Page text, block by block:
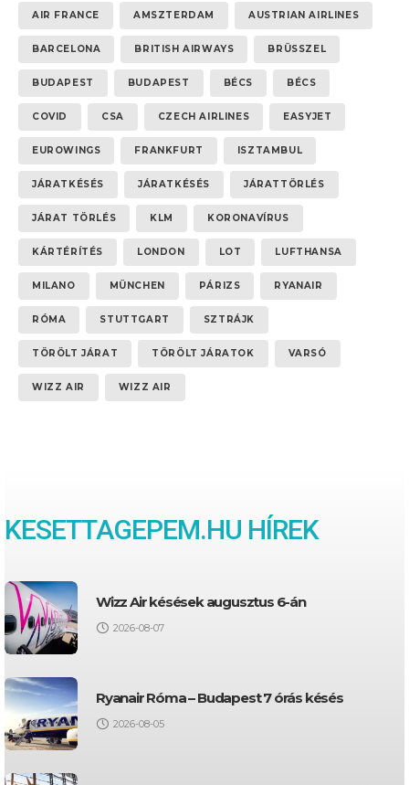
AIR FRANCE AMSZTERDAM AUSTRIAN AIRLINES
BARCELONA BRITISH AIRWAYS BRÜSSZEL
BUDAPEST BUDAPEST BÉCS BÉCS
COVID CSA CZECH AIRLINES EASYJET
EUROWINGS FRANKFURT ISZTAMBUL
JÁRATKÉSÉS JÁRATKÉSÉS JÁRATTÖRLÉS
JÁRAT TÖRLÉS KLM KORONAVÍRUS
KÁRTÉRÍTÉS LONDON LOT LUFTHANSA
MILANO MÜNCHEN PÁRIZS RYANAIR
RÓMA STUTTGART SZTRÁJK
TÖRÖLT JÁRAT TÖRÖLT JÁRATOK VARSÓ
WIZZ AIR WIZZ AIR
KESETTAGEPEM.HU HÍREK
Wizz Air késések augusztus 6-án
2026-08-07
Ryanair Róma – Budapest 7 órás késés
2026-08-05